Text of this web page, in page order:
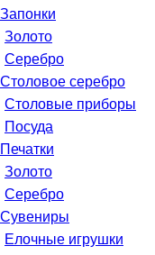
Запонки
Золото
Серебро
Столовое серебро
Столовые приборы
Посуда
Печатки
Золото
Серебро
Сувениры
Елочные игрушки